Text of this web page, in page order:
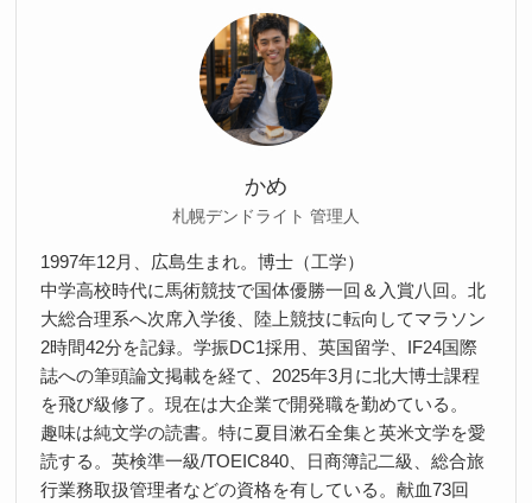
かめ
札幌デンドライト 管理人
1997年12月、広島生まれ。博士（工学）
中学高校時代に馬術競技で国体優勝一回＆入賞八回。北
大総合理系へ次席入学後、陸上競技に転向してマラソン
2時間42分を記録。学振DC1採用、英国留学、IF24国際
誌への筆頭論文掲載を経て、2025年3月に北大博士課程
を飛び級修了。現在は大企業で開発職を勤めている。
趣味は純文学の読書。特に夏目漱石全集と英米文学を愛
読する。英検準一級/TOEIC840、日商簿記二級、総合旅
行業務取扱管理者などの資格を有している。献血73回